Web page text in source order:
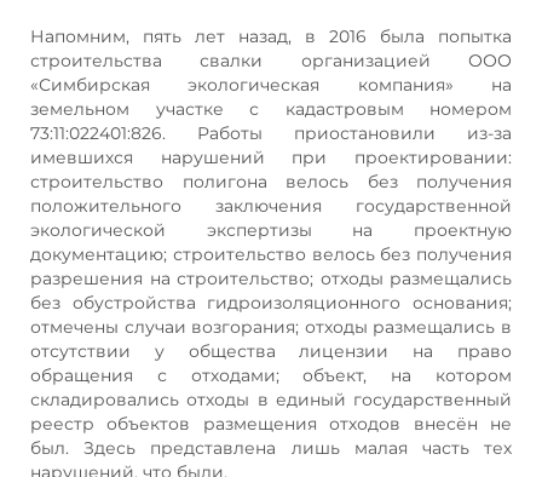
Напомним, пять лет назад, в 2016 была попытка
строительства свалки организацией ООО
«Симбирская экологическая компания» на
земельном участке с кадастровым номером
73:11:022401:826. Работы приостановили из-за
имевшихся нарушений при проектировании:
строительство полигона велось без получения
положительного заключения государственной
экологической экспертизы на проектную
документацию; строительство велось без получения
разрешения на строительство; отходы размещались
без обустройства гидроизоляционного основания;
отмечены случаи возгорания; отходы размещались в
отсутствии у общества лицензии на право
обращения с отходами; объект, на котором
складировались отходы в единый государственный
реестр объектов размещения отходов внесён не
был. Здесь представлена лишь малая часть тех
нарушений, что были.